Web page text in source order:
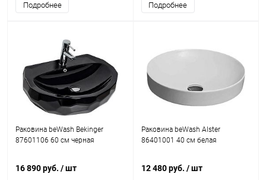
Подробнее Подробнее
Раковина beWash Bekinger
87601106 60 см черная
16 890 руб. / шт
Раковина beWash Alster
86401001 40 см белая
12 480 руб. / шт